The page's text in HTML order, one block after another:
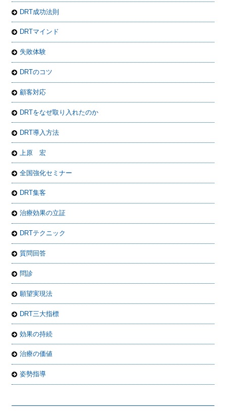
DRT成功法則
DRTマインド
失敗体験
DRTのコツ
顧客対応
DRTをなぜ取り入れたのか
DRT導入方法
上原 宏
全国強化セミナー
DRT集客
治療効果の立証
DRTテクニック
質問回答
問診
願望実現法
DRT三大指標
効果の持続
治療の価値
姿勢指導